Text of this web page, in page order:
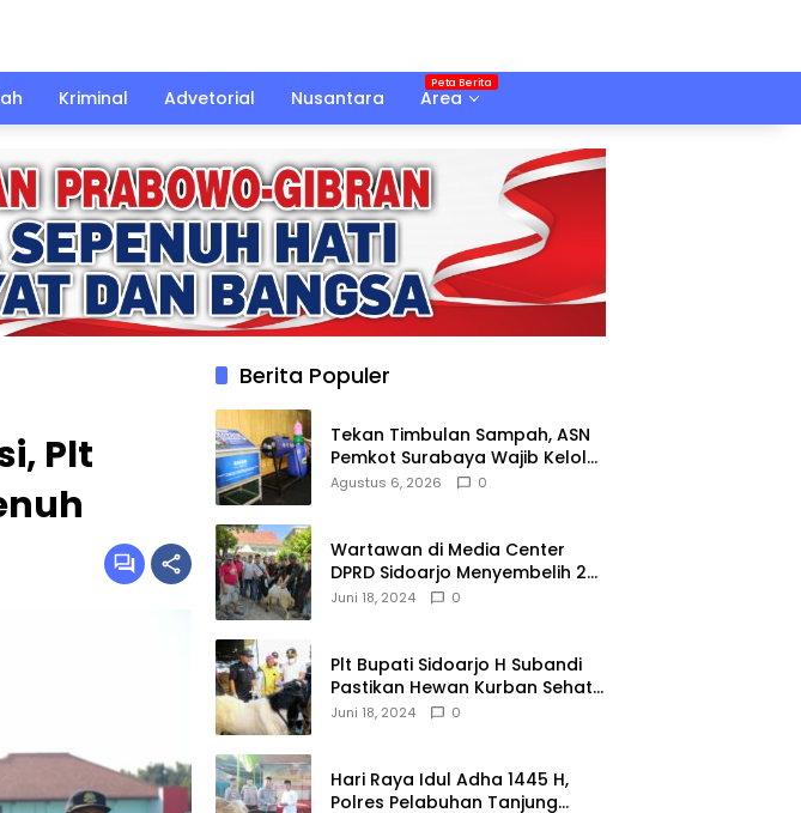
Kriminal Advetorial Nusantara Area
Plt
Berita Populer
Tekan Timbulan Sampah, ASN
Pemkot Surabaya Wajib Kelola
Sampah Organik dari Rumah
Agustus 6, 2026 0
Wartawan di Media Center
DPRD Sidoarjo Menyembelih 2
Ekor Kambing
Juni 18, 2024 0
Plt Bupati Sidoarjo H Subandi
Pastikan Hewan Kurban Sehat
dan Aman
Juni 18, 2024 0
Hari Raya Idul Adha 1445 H,
Polres Pelabuhan Tanjung